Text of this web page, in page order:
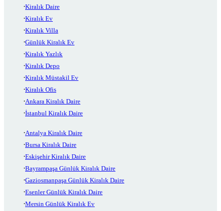
Kiralık Daire
Kiralık Ev
Kiralık Villa
Günlük Kiralık Ev
Kiralık Yazlık
Kiralık Depo
Kiralık Müstakil Ev
Kiralık Ofis
Ankara Kiralık Daire
İstanbul Kiralık Daire
Antalya Kiralık Daire
Bursa Kiralık Daire
Eskişehir Kiralık Daire
Bayrampaşa Günlük Kiralık Daire
Gaziosmanpaşa Günlük Kiralık Daire
Esenler Günlük Kiralık Daire
Mersin Günlük Kiralık Ev